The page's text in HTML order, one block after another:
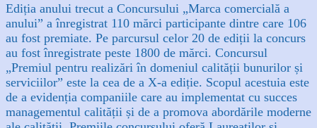
Ediția anului trecut a Concursului „Marca comercială a
anului” a înregistrat 110 mărci participante dintre care 106
au fost premiate. Pe parcursul celor 20 de ediții la concurs
au fost înregistrate peste 1800 de mărci. Concursul
„Premiul pentru realizări în domeniul calității bunurilor și
serviciilor” este la cea de a X-a ediție. Scopul acestuia este
de a evidenția companiile care au implementat cu succes
managementul calității și de a promova abordările moderne